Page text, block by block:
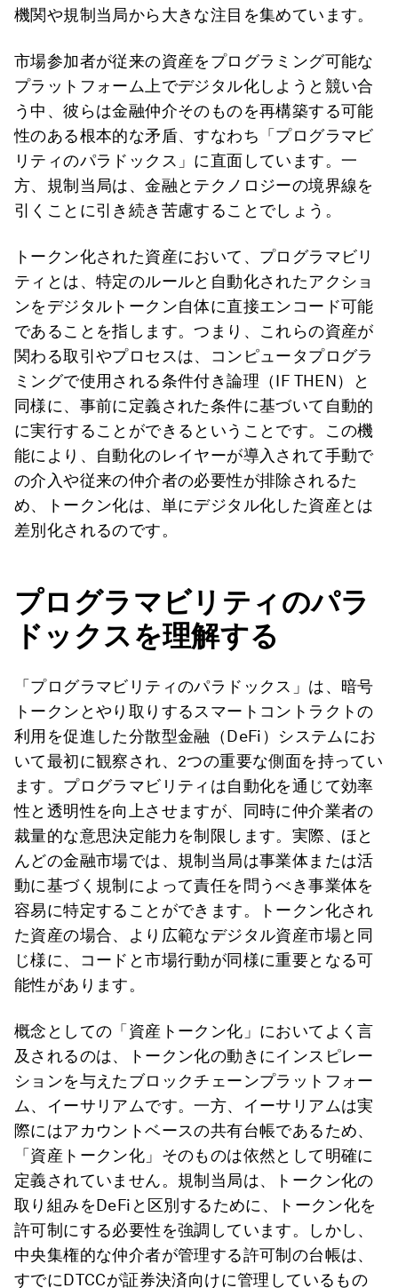
機関や規制当局から大きな注目を集めています。
市場参加者が従来の資産をプログラミング可能な
プラットフォーム上でデジタル化しようと競い合
う中、彼らは金融仲介そのものを再構築する可能
性のある根本的な矛盾、すなわち「プログラマビ
リティのパラドックス」に直面しています。一
方、規制当局は、金融とテクノロジーの境界線を
引くことに引き続き苦慮することでしょう。
トークン化された資産において、プログラマビリ
ティとは、特定のルールと自動化されたアクショ
ンをデジタルトークン自体に直接エンコード可能
であることを指します。つまり、これらの資産が
関わる取引やプロセスは、コンピュータプログラ
ミングで使用される条件付き論理（IF THEN）と
同様に、事前に定義された条件に基づいて自動的
に実行することができるということです。この機
能により、自動化のレイヤーが導入されて手動で
の介入や従来の仲介者の必要性が排除されるた
め、トークン化は、単にデジタル化した資産とは
差別化されるのです。
プログラマビリティのパラ
ドックスを理解する
「プログラマビリティのパラドックス」は、暗号
トークンとやり取りするスマートコントラクトの
利用を促進した分散型金融（DeFi）システムにお
いて最初に観察され、2つの重要な側面を持ってい
ます。プログラマビリティは自動化を通じて効率
性と透明性を向上させますが、同時に仲介業者の
裁量的な意思決定能力を制限します。実際、ほと
んどの金融市場では、規制当局は事業体または活
動に基づく規制によって責任を問うべき事業体を
容易に特定することができます。トークン化され
た資産の場合、より広範なデジタル資産市場と同
じ様に、コードと市場行動が同様に重要となる可
能性があります。
概念としての「資産トークン化」においてよく言
及されるのは、トークン化の動きにインスピレー
ションを与えたブロックチェーンプラットフォー
ム、イーサリアムです。一方、イーサリアムは実
際にはアカウントベースの共有台帳であるため、
「資産トークン化」そのものは依然として明確に
定義されていません。規制当局は、トークン化の
取り組みをDeFiと区別するために、トークン化を
許可制にする必要性を強調しています。しかし、
中央集権的な仲介者が管理する許可制の台帳は、
すでにDTCCが証券決済向けに管理しているもの